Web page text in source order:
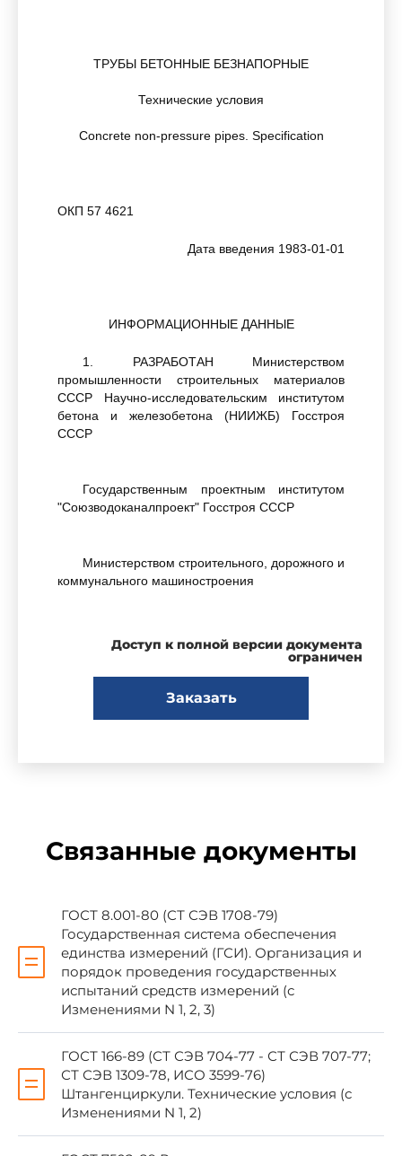
ТРУБЫ БЕТОННЫЕ БЕЗНАПОРНЫЕ
Технические условия
Concrete non-pressure pipes. Specification
ОКП 57 4621
Дата введения 1983-01-01
ИНФОРМАЦИОННЫЕ ДАННЫЕ
1. РАЗРАБОТАН Министерством
промышленности строительных материалов
СССР Научно-исследовательским институтом
бетона и железобетона (НИИЖБ) Госстроя
СССР
Государственным проектным институтом
"Союзводоканалпроект" Госстроя СССР
Министерством строительного, дорожного и
коммунального машиностроения
А.Г.Грайфер, канд.техн.наук (руководитель
канд.техн.наук; Ю.А.Саввина, канд.техн.наук;
2. ВНЕСЕН Министерством
3. УТВЕРЖДЕН И ВВЕДЕН В ДЕЙСТВИЕ
Постановлением Государственного комитета
СССР по делам строительства от 12.03.82 N 48
5. ССЫЛОЧНЫЕ НОРМАТИВНО-
ТЕХНИЧЕСКИЕ ДОКУМЕНТЫ
Доступ к полной версии документа
ограничен
Заказать
Связанные документы
ГОСТ 8.001-80 (СТ СЭВ 1708-79)
Государственная система обеспечения
единства измерений (ГСИ). Организация и
порядок проведения государственных
испытаний средств измерений (с
Изменениями N 1, 2, 3)
ГОСТ 166-89 (СТ СЭВ 704-77 - СТ СЭВ 707-77;
СТ СЭВ 1309-78, ИСО 3599-76)
Штангенциркули. Технические условия (с
Изменениями N 1, 2)